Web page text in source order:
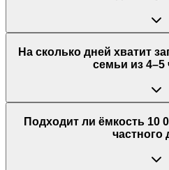
На сколько дней хватит
семьи из 4–5
Подходит ли ёмкость 10
частного